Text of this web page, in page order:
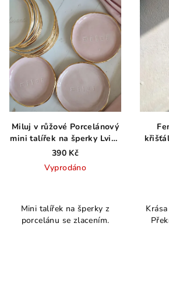
Miluj v růžové Porcelánový
mini talířek na šperky Lvice
v porcelánu
390 Kč
Vyprodáno
Mini talířek na šperky z
porcelánu se zlacením.